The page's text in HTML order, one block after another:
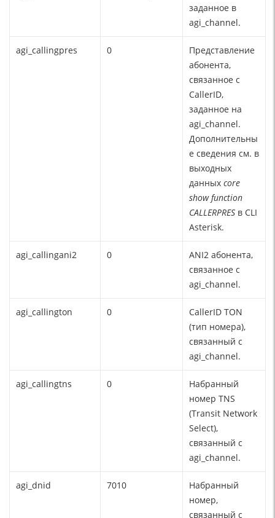
заданное в
agi_channel.
agi_callingpres 0
Представление
абонента,
связанное с
CallerID,
заданное на
agi_channel.
Дополнительны
е сведения см. в
выходных
данных core
showfunction
CALLERPRES в CLI
Asterisk.
agi_callingani2 0
ANI2 абонента,
связанное с
agi_channel.
agi_callington 0
CallerID TON
(тип номера),
связанный с
agi_channel.
agi_callingtns 0
Набранный
номер TNS
(Transit Network
Select),
связанный с
agi_channel.
agi_dnid 7010
Набранный
номер,
связанный с